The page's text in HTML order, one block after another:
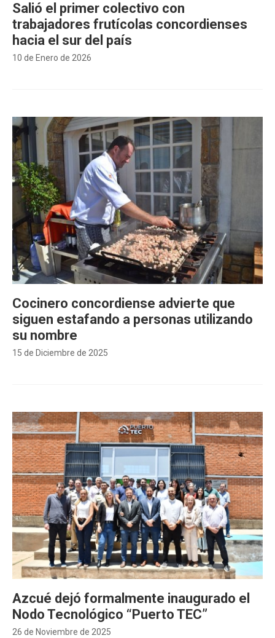
10 de Enero de 2026
Salió el primer colectivo con
trabajadores frutícolas concordienses
hacia el sur del país
15 de Diciembre de 2025
Cocinero concordiense advierte que
siguen estafando a personas utilizando
su nombre
26 de Noviembre de 2025
Azcué dejó formalmente inaugurado el
Nodo Tecnológico “Puerto TEC”